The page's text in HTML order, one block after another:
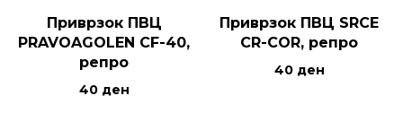
Приврзок ПВЦ
PRAVOAGOLEN CF-40,
репро
40 ден
Приврзок ПВЦ SRCE
CR-COR, репро
40 ден